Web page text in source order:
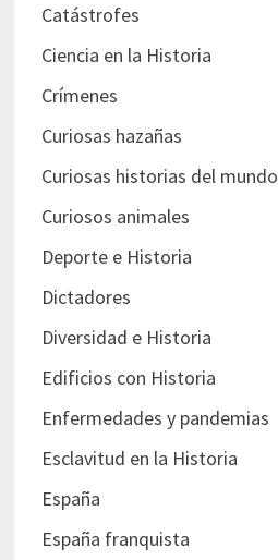
Catástrofes
Ciencia en la Historia
Crímenes
Curiosas hazañas
Curiosas historias del mundo
Curiosos animales
Deporte e Historia
Dictadores
Diversidad e Historia
Edificios con Historia
Enfermedades y pandemias
Esclavitud en la Historia
España
España franquista